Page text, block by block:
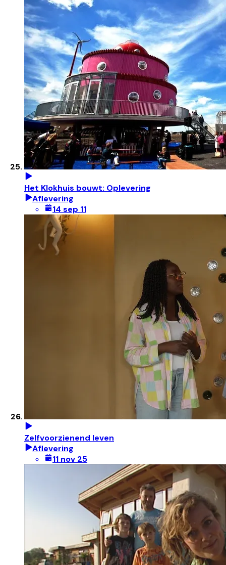
Het Klokhuis bouwt: Oplevering
Aflevering
14 sep 11
Zelfvoorzienend leven
Aflevering
11 nov 25